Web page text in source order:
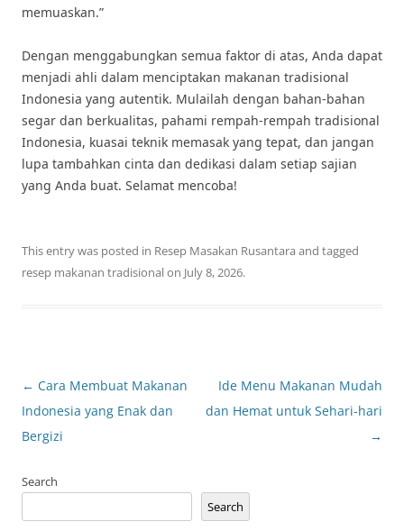
memuaskan.”
Dengan menggabungkan semua faktor di atas, Anda dapat
menjadi ahli dalam menciptakan makanan tradisional
Indonesia yang autentik. Mulailah dengan bahan-bahan
segar dan berkualitas, pahami rempah-rempah tradisional
Indonesia, kuasai teknik memasak yang tepat, dan jangan
lupa tambahkan cinta dan dedikasi dalam setiap sajian
yang Anda buat. Selamat mencoba!
This entry was posted in Resep Masakan Rusantara and tagged
resep makanan tradisionalon July 8, 2026.
Post
navigation
← Cara Membuat Makanan
Indonesia yang Enak dan
Bergizi
Ide Menu Makanan Mudah
dan Hemat untuk Sehari-hari
→
Search
Search